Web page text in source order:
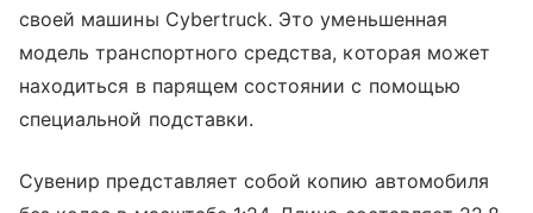
своей машины Cybertruck. Это уменьшенная
модель транспортного средства, которая может
находиться в парящем состоянии с помощью
специальной подставки.
Сувенир представляет собой копию автомобиля